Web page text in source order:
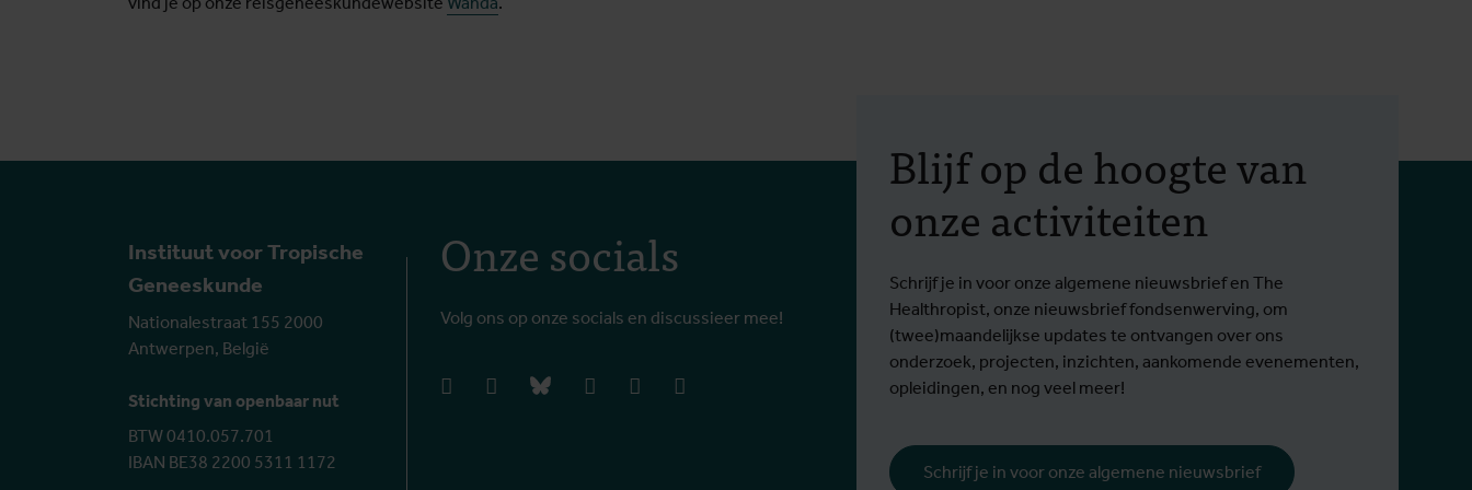
Instituut voor Tropische
Geneeskunde
Nationalestraat 155 2000
Antwerpen, België
Stichting van openbaar nut
BTW 0410.057.701
IBAN BE38 2200 5311 1172
Onze socials
Volg ons op onze socials en discussieer mee!
facebookinstagrambluesky linkedIn youtube
Blijf op de hoogte van
onze activiteiten
Schrijf je in voor onze algemene nieuwsbrief en The
Healthropist, onze nieuwsbrief fondsenwerving, om
(twee)maandelijkse updates te ontvangen over ons
onderzoek, projecten, inzichten, aankomende evenementen,
opleidingen, en nog veel meer!
Schrijf je in voor onze algemene nieuwsbrief